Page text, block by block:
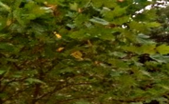
σε τίτλους